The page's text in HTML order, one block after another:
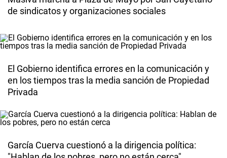
de sindicatos y organizaciones sociales
El Gobierno identifica errores en la comunicación y
en los tiempos tras la media sanción de Propiedad
Privada
García Cuerva cuestionó a la dirigencia política: